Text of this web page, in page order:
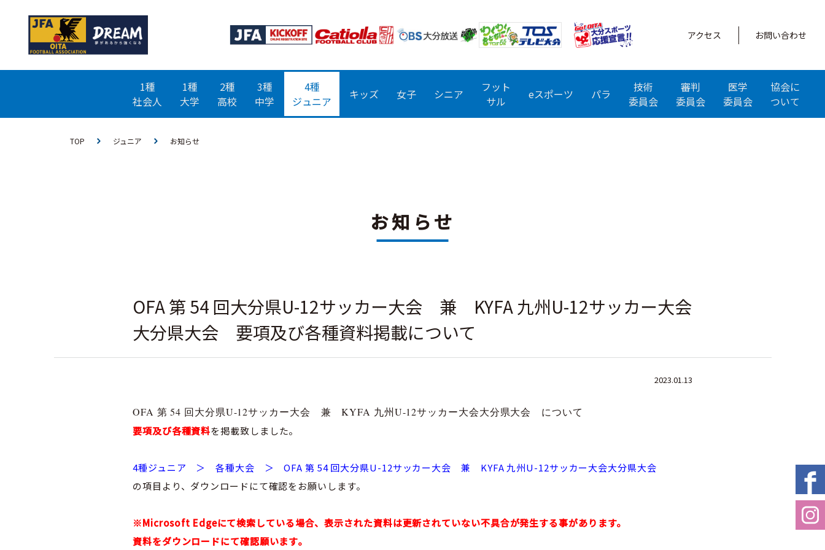
アクセス お問い合わせ
1種
社会人
1種
大学
2種
高校
3種
中学
4種
ジュニア
キッズ 女子 シニア
フット
サル
eスポーツ パラ
技術
委員会
審判
委員会
医学
委員会
協会に
ついて
TOP ジュニア お知らせ
お知らせ
OFA 第 54 回大分県U-12サッカー大会 兼 KYFA 九州U-12サッカー大会
大分県大会 要項及び各種資料掲載について
2023.01.13
OFA 第 54 回大分県U-12サッカー大会 兼 KYFA 九州U-12サッカー大会大分県大会 について
要項及び各種資料を掲載致しました。
4種ジュニア ＞ 各種大会 ＞ OFA 第 54 回大分県U-12サッカー大会 兼 KYFA 九州U-12サッカー大会大分県大会
の項目より、ダウンロードにて確認をお願いします。
※Microsoft Edgeにて検索している場合、表示された資料は更新されていない不具合が発生する事があります。
資料をダウンロードにて確認願います。